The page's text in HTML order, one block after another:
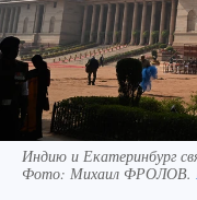
Индию и Екатеринбург
Фото: Михаил ФРОЛОВ.